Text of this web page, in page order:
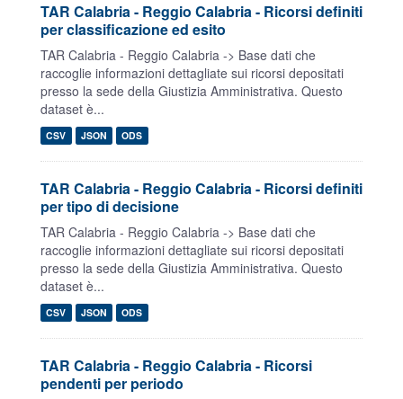
TAR Calabria - Reggio Calabria - Ricorsi definiti
per classificazione ed esito
TAR Calabria - Reggio Calabria -> Base dati che
raccoglie informazioni dettagliate sui ricorsi depositati
presso la sede della Giustizia Amministrativa. Questo
dataset è...
CSV JSON ODS
TAR Calabria - Reggio Calabria - Ricorsi definiti
per tipo di decisione
TAR Calabria - Reggio Calabria -> Base dati che
raccoglie informazioni dettagliate sui ricorsi depositati
presso la sede della Giustizia Amministrativa. Questo
dataset è...
CSV JSON ODS
TAR Calabria - Reggio Calabria - Ricorsi
pendenti per periodo